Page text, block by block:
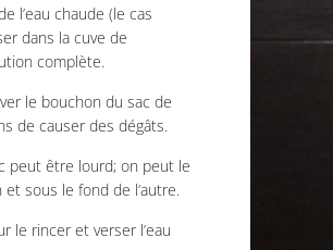
l’eau chaude (le cas
dans la cuve de
complète.
le bouchon du sac de
de causer des dégâts.
peut être lourd; on peut le
sous le fond de l’autre.
le rincer et verser l’eau